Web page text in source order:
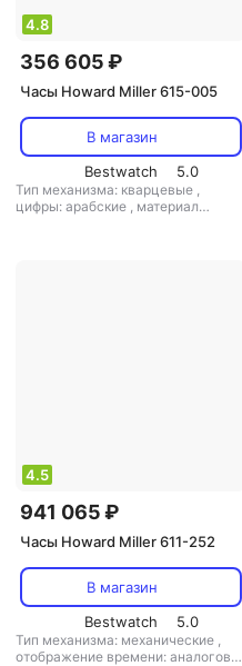
4.8
356 605 ₽
Часы Howard Miller 615-005
В магазин
Bestwatch
5.0
Тип механизма: кварцевые ,
цифры: арабские , материал
4.5
941 065 ₽
Часы Howard Miller 611-252
В магазин
Bestwatch
5.0
Тип механизма: механические ,
отображение времени: аналоговое